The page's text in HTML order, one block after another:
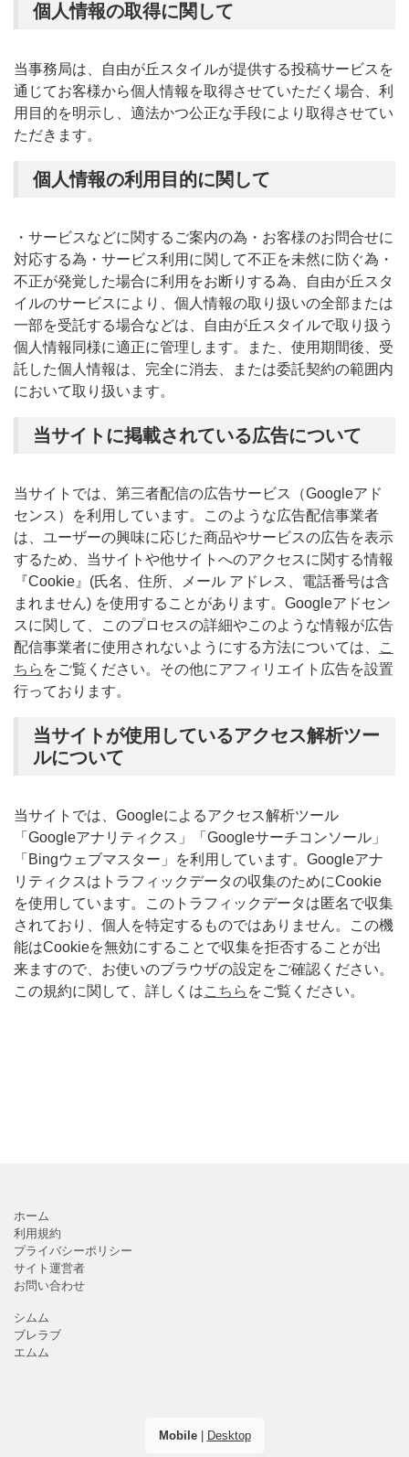
個人情報の取得に関して
当事務局は、自由が丘スタイルが提供する投稿サービスを
通じてお客様から個人情報を取得させていただく場合、利
用目的を明示し、適法かつ公正な手段により取得させてい
ただきます。
個人情報の利用目的に関して
・サービスなどに関するご案内の為・お客様のお問合せに
対応する為・サービス利用に関して不正を未然に防ぐ為・
不正が発覚した場合に利用をお断りする為、自由が丘スタ
イルのサービスにより、個人情報の取り扱いの全部または
一部を受託する場合などは、自由が丘スタイルで取り扱う
個人情報同様に適正に管理します。また、使用期間後、受
託した個人情報は、完全に消去、または委託契約の範囲内
において取り扱います。
当サイトに掲載されている広告について
当サイトでは、第三者配信の広告サービス（Googleアド
センス）を利用しています。このような広告配信事業者
は、ユーザーの興味に応じた商品やサービスの広告を表示
するため、当サイトや他サイトへのアクセスに関する情報
『Cookie』(氏名、住所、メール アドレス、電話番号は含
まれません) を使用することがあります。Googleアドセン
スに関して、このプロセスの詳細やこのような情報が広告
配信事業者に使用されないようにする方法については、
こ
ちら をご覧ください。その他にアフィリエイト広告を設置
行っております。
当サイトが使用しているアクセス解析ツー
ルについて
当サイトでは、Googleによるアクセス解析ツール
「Googleアナリティクス」「Googleサーチコンソール」
「Bingウェブマスター」を利用しています。Googleアナ
リティクスはトラフィックデータの収集のためにCookie
を使用しています。このトラフィックデータは匿名で収集
されており、個人を特定するものではありません。この機
能はCookieを無効にすることで収集を拒否することが出
来ますので、お使いのブラウザの設定をご確認ください。
この規約に関して、詳しくはこちら をご覧ください。
ホーム
利用規約
プライバシーポリシー
サイト運営者
お問い合わせ
シムム
ブレラブ
エムム
Mobile| Desktop